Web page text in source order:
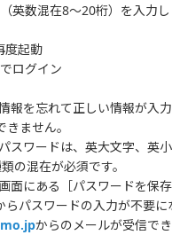
英数混在8～20桁）を入力
度起動
ログイン
報を忘れて正しい情報が入
ません。
スワードは、英大文字、英
の混在が必須です。
面にある［パスワードを保
パスワードの入力が不要に
からのメールが受信で